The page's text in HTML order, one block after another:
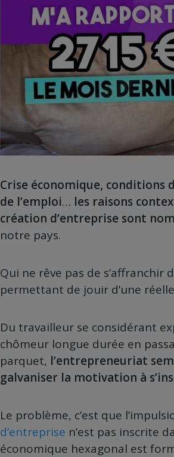
Crise économique, conditions
de l’emploi… les raisons
création d’entreprise sont
notre pays.
Qui ne rêve pas de
permettant de jouir d’une
Du travailleur se considérant
chômeur longue durée en
parquet, l’entrepreneuriat
galvaniser la motivation à
Le problème, c’est que
d’entreprise n’est pas inscrite
économique hexagonal est